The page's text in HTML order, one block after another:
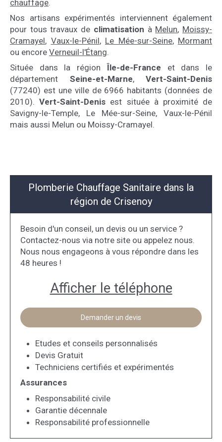
chauffage.
Nos artisans expérimentés interviennent également
pour tous travaux de climatisation à Melun, Moissy-
Cramayel, Vaux-le-Pénil, Le Mée-sur-Seine, Mormant
ou encore Verneuil-l'Étang.
Située dans la régionÎle-de-France et dans le
département Seine-et-Marne, Vert-Saint-Denis
(77240) est une ville de 6966 habitants (données de
2010).Vert-Saint-Denis est située à proximité de
Savigny-le-Temple, Le Mée-sur-Seine, Vaux-le-Pénil
mais aussi Melun ou Moissy-Cramayel.
Plomberie Chauffage Sanitaire dans la
région de Crisenoy
Besoin d'un conseil, un devis ou un service ?
Contactez-nous via notre site ou appelez nous.
Nous nous engageons à vous répondre dans les
48 heures !
Afficher le téléphone
Demander un devis
Etudes et conseils personnalisés
Devis Gratuit
Techniciens certifiés et expérimentés
Assurances
Responsabilité civile
Garantie décennale
Responsabilité professionnelle